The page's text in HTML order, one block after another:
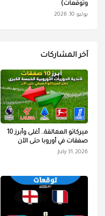
وتوقعات)
يوليو 10, 2026
آخر المشاركات
ميركاتو العمالقة.. أغلى وأبرز 10
صفقات في أوروبا حتى الآن
July 31, 2026